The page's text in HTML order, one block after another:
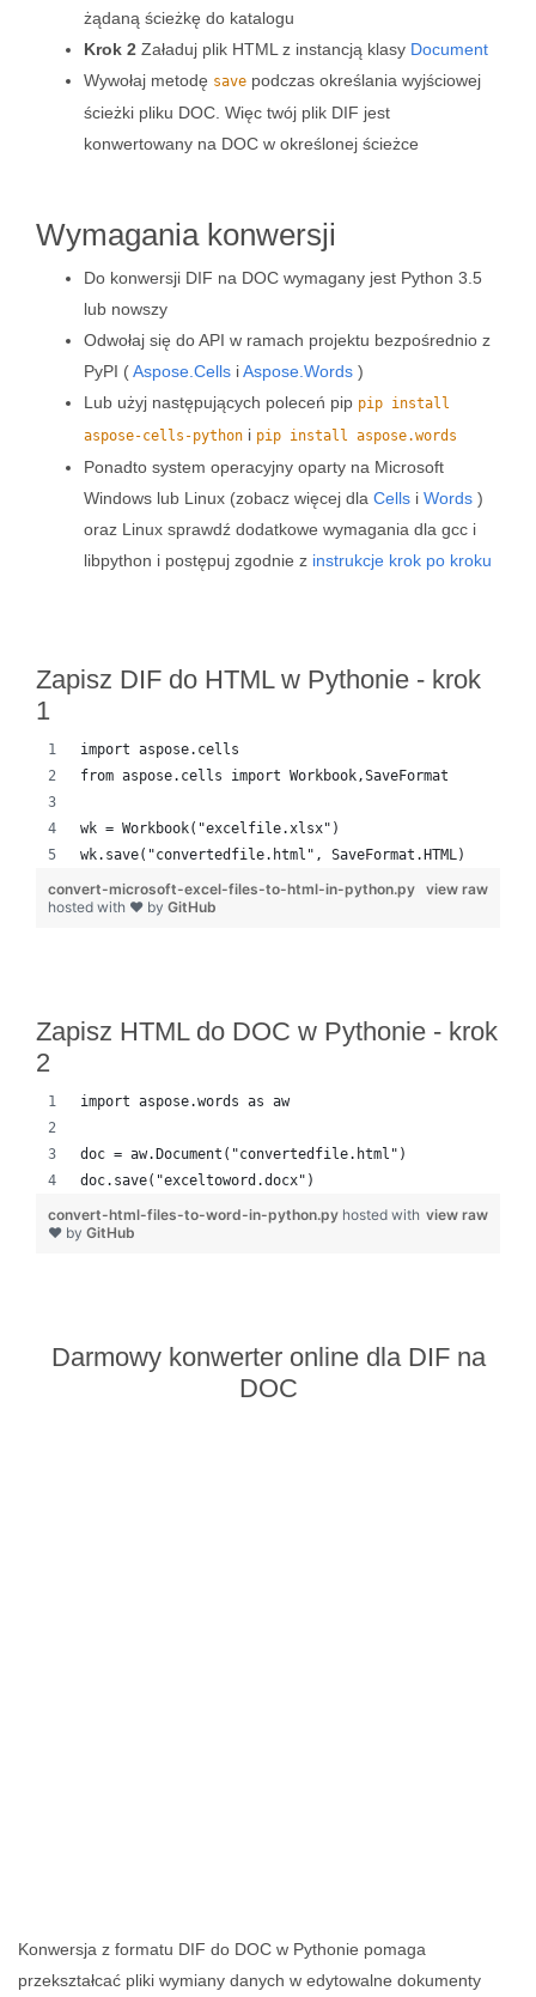
żądaną ścieżkę do katalogu
Krok 2 Załaduj plik HTML z instancją klasy Document
Wywołaj metodę save podczas określania wyjściowej
ścieżki pliku DOC. Więc twój plik DIF jest
konwertowany na DOC w określonej ścieżce
Wymagania konwersji
Do konwersji DIF na DOC wymagany jest Python 3.5
lub nowszy
Odwołaj się do API w ramach projektu bezpośrednio z
PyPI (Aspose.Cells iAspose.Words )
Lub użyj następujących poleceń pip pip install
aspose-cells-python i pip install aspose.words
Ponadto system operacyjny oparty na Microsoft
Windows lub Linux (zobacz więcej dla Cells i Words )
oraz Linux sprawdź dodatkowe wymagania dla gcc i
libpython i postępuj zgodnie z instrukcje krok po kroku
Zapisz DIF do HTML w Pythonie - krok
1
import aspose.cells
from aspose.cells import Workbook,SaveFormat
wk = Workbook("excelfile.xlsx")
wk.save("convertedfile.html", SaveFormat.HTML)
view raw
convert-microsoft-excel-files-to-html-in-python.py
hosted with ❤ by GitHub
Zapisz HTML do DOC w Pythonie - krok
2
import aspose.words as aw
doc = aw.Document("convertedfile.html")
doc.save("exceltoword.docx")
view raw
convert-html-files-to-word-in-python.py hosted with
❤ by GitHub
Darmowy konwerter online dla DIF na
DOC
Konwersja z formatu DIF do DOC w Pythonie pomaga
przekształcać pliki wymiany danych w edytowalne dokumenty